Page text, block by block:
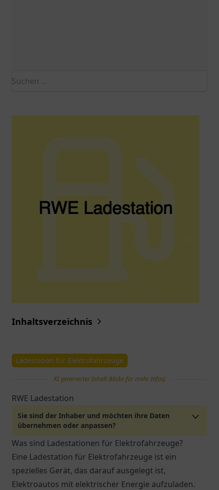
Inhaltsverzeichnis
Ladestation für Elektrofahrzeuge
KI generierter Inhalt (klicke für mehr Infos)
RWE Ladestation
Sie sind der Inhaber und möchten ihre Daten
übernehmen oder anpassen?
Was sind Ladestationen für Elektrofahrzeuge?
Eine Ladestation für Elektrofahrzeuge ist ein
spezielles Gerät, das darauf ausgelegt ist,
Elektroautos mit elektrischer Energie aufzuladen.